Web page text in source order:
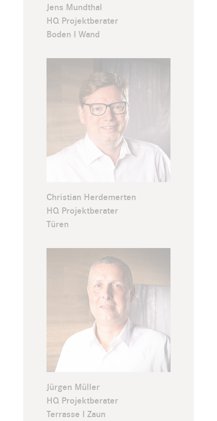
Jens Mundthal
HQ Projektberater
Boden I Wand
Christian Herdemerten
HQ Projektberater
Türen
Jürgen Müller
HQ Projektberater
Terrasse I Zaun